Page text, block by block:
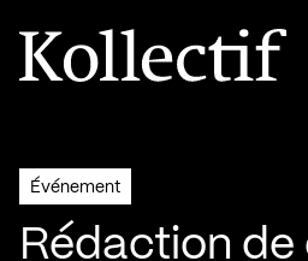
Aller à la page d'accueil
Logo Kollectif
Événement
Rédaction de